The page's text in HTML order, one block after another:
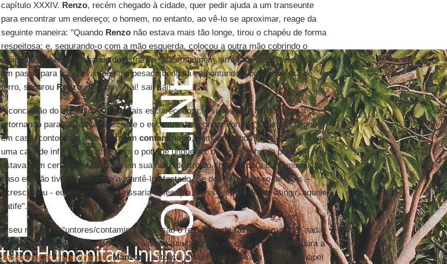
capítulo XXXIV. Renzo, recém chegado à cidade, quer pedir ajuda a um transeunte
para encontrar um endereço; o homem, no entanto, ao vê-lo se aproximar, reage da
seguinte maneira: "Quando Renzonão estava mais tão longe, tirou o chapéu de forma
respeitosa; e, segurando-o com a mão esquerda, colocou a outra mão cobrindo o
chapéu e foi se aproximando do estranho. Mas o homem, arregalando os olhos, deu
um passo para trás, levantou uma pesada bengala e apontando a ponta que era de
ferro, segurou Renzogritando: - sai! sai! sai!".
A conclusão do episódio é ainda mais esclarecedora; o suspeitoso burguês,
retornando para sua casa, descreve o encontro da seguinte forma: "Quando chegou
em casa, contou que o abordara um contaminado, com um ar humilde e manso, com
uma cara de infame impostor, com o pote de unguento, ou o saquinho de pó (não
estava bem certo qual dos dois) em sua mão, dentro do chapéu, para contaminá-lo,
caso ele não tivesse atentado a mantê-lo afastado. Se desse um passo de mais –
acrescentou - eu mesmo o atravessaria antes que tivesse tempo de me atingir, aquele
patife".
A seu modo, os “untores/contaminadores” são o resultado darazão. Sem saber nada
de microbiologia, era preciso pensar alguma causa lógica, mecânica e humana para a
disseminação da pestilência.Manzoni, católico, atribui à providência divina um papel